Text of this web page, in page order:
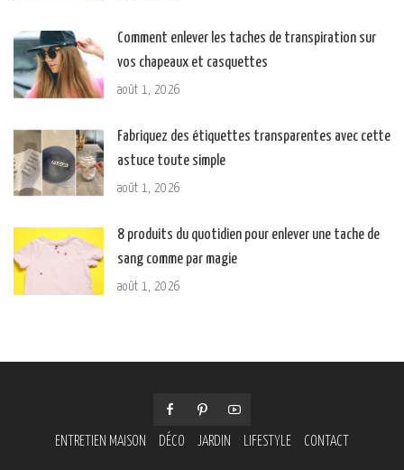
Comment enlever les taches de transpiration sur
vos chapeaux et casquettes
août 1, 2026
Fabriquez des étiquettes transparentes avec cette
astuce toute simple
août 1, 2026
8 produits du quotidien pour enlever une tache de
sang comme par magie
août 1, 2026
ENTRETIEN MAISON DÉCO JARDIN LIFESTYLE CONTACT